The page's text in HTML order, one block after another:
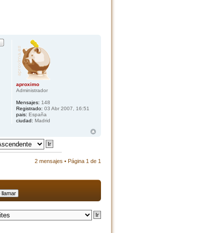
aproximo
Administrador
Mensajes: 148
Registrado: 03 Abr 2007, 16:51
pais: España
ciudad: Madrid
2 mensajes • Página 1 de 1